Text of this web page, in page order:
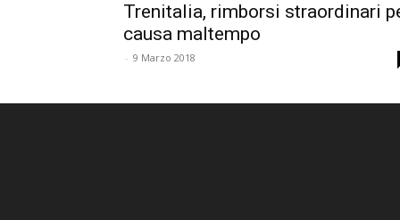
Trenitalia, rimborsi straordinari
causa maltempo
- 9 Marzo 2018